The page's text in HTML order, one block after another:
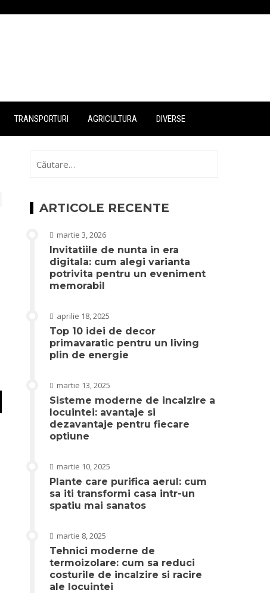
TRANSPORTURI AGRICULTURA DIVERSE
după:
ARTICOLE RECENTE
martie 3, 2026
Invitatiile de nunta in era
digitala: cum alegi varianta
potrivita pentru un eveniment
memorabil
aprilie 18, 2025
Top 10 idei de decor
primavaratic pentru un living
plin de energie
martie 13, 2025
Sisteme moderne de incalzire a
locuintei: avantaje si
dezavantaje pentru fiecare
optiune
martie 10, 2025
Plante care purifica aerul: cum
sa iti transformi casa intr-un
spatiu mai sanatos
martie 8, 2025
Tehnici moderne de
termoizolare: cum sa reduci
costurile de incalzire si racire
ale locuintei